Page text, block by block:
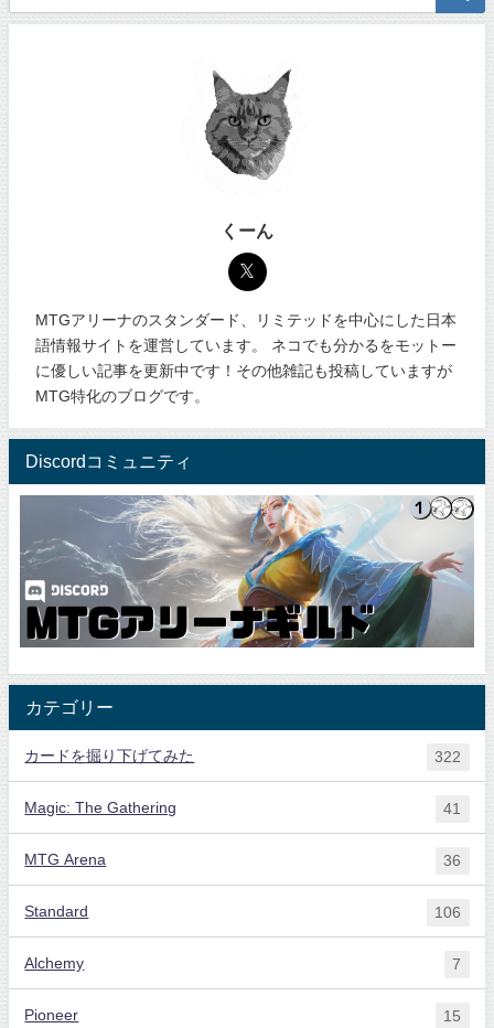
くーん
MTGアリーナのスタンダード、リミテッドを中心にした日本
語情報サイトを運営しています。 ネコでも分かるをモットー
に優しい記事を更新中です！その他雑記も投稿していますが
MTG特化のブログです。
Discordコミュニティ
カテゴリー
カードを掘り下げてみた 322
Magic: The Gathering 41
MTG Arena 36
Standard 106
Alchemy 7
Pioneer 15